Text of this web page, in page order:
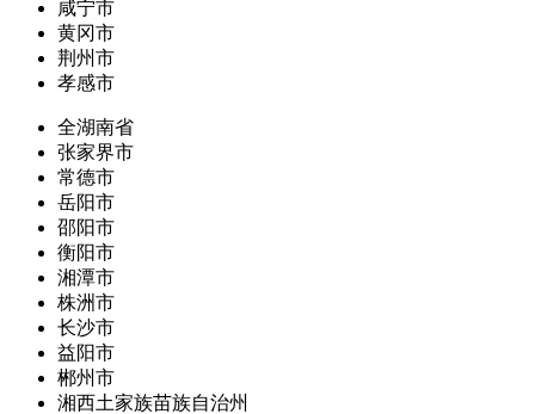
咸宁市
黄冈市
荆州市
孝感市
全湖南省
张家界市
常德市
岳阳市
邵阳市
衡阳市
湘潭市
株洲市
长沙市
益阳市
郴州市
湘西土家族苗族自治州